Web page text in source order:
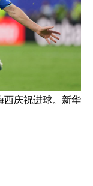
西庆祝进球。新华